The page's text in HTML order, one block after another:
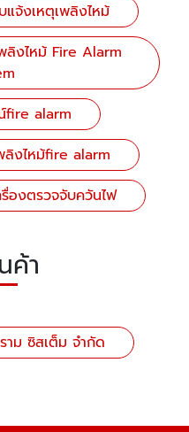
จ้งเหตุเพลิงไหม้
ลิงไหม้ Fire Alarm
fire alarm
ลิงไหม้fire alarm
องตรวจจับควันไฟ
ค้า
าม ซิสเต็ม จำกัด